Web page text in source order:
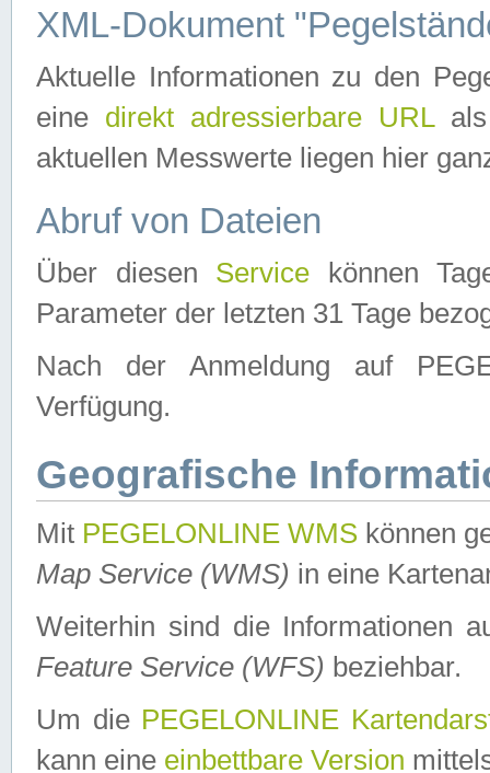
XML-Dokument
Aktuelle Informationen zu den
eine direkt adressierbare URLals
aktuellen Messwerte liegen hier
Abruf von Dateien
Über diesen Service können
Parameter der letzten 31 Tage
Nach der Anmeldung auf
Verfügung.
Geografische
Mit PEGELONLINE WMS können
Map Service (WMS) in eine
Weiterhin sind die Informationen
Feature Service (WFS) beziehbar.
Um die PEGELONLINE
kann eine einbettbare Version